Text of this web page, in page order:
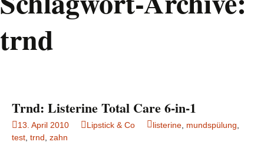
trnd
Trnd: Listerine Total Care 6-in-1
13. April 2010 Lipstick & Co listerine mundspülung
test trnd zahn